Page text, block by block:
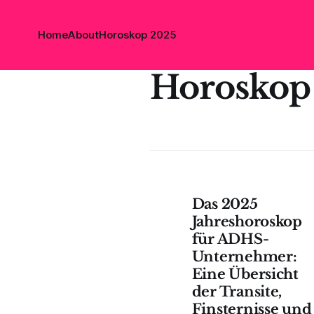
HomeAboutHoroskop 2025
Das 2025
Jahreshoroskop
für ADHS-
Unternehmer:
Eine Übersicht
der Transite,
Finsternisse und